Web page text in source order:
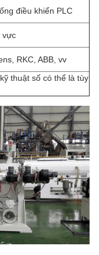
điều khiển PLC
vực
RKC, ABB, vv
thuật số có thể là tùy